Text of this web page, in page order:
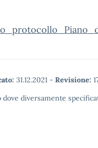
31.12.2021 - Revisione:
dove diversamente